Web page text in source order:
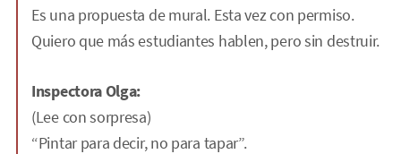
Es una propuesta de mural. Esta vez con permiso.
Quiero que más estudiantes hablen, pero sin destruir.
Inspectora Olga:
(Lee con sorpresa)
“Pintar para decir, no para tapar”.